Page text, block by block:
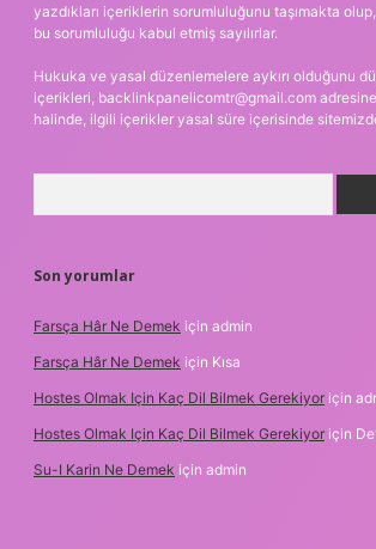
yazdıkları içeriklerin sorumluluğunu taşımakta
bu sorumluluğu kabul etmiş sayılırlar.
Hukuka ve yasal düzenlemelere aykırı olduğunu
içerikleri, backlinkpanelicomtr@gmail.com
halinde, ilgili içerikler yasal süre içerisinde
Son yorumlar
Farsça Hâr Ne Demek için admin
Farsça Hâr Ne Demek için Kısa
Hostes Olmak Için Kaç Dil Bilmek Gerekiyor için
Hostes Olmak Için Kaç Dil Bilmek Gerekiyor için
Su-I Karin Ne Demek için admin